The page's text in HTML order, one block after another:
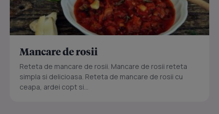
Mancare de rosii
Reteta de mancare de rosii. Mancare de rosii reteta
simpla si delicioasa. Reteta de mancare de rosii cu
ceapa, ardei copt si...